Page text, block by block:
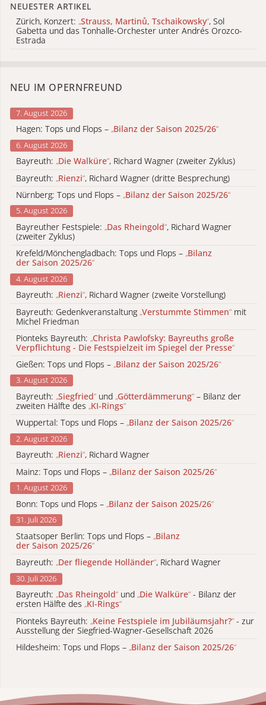
NEUESTER ARTIKEL
Zürich, Konzert: „Strauss, Martinů, Tschaikowsky“, Sol
Gabetta und das Tonhalle-Orchester unter Andrés Orozco-
Estrada
NEU IM OPERNFREUND
7. August 2026
Hagen: Tops und Flops – „Bilanz der Saison 2025/26“
6. August 2026
Bayreuth: „Die Walküre“, Richard Wagner (zweiter Zyklus)
Bayreuth: „Rienzi“, Richard Wagner (dritte Besprechung)
Nürnberg: Tops und Flops – „Bilanz der Saison 2025/26“
5. August 2026
Bayreuther Festspiele: „Das Rheingold“, Richard Wagner
(zweiter Zyklus)
Krefeld/Mönchengladbach: Tops und Flops – „Bilanz
der Saison 2025/26“
4. August 2026
Bayreuth: „Rienzi“, Richard Wagner (zweite Vorstellung)
Bayreuth: Gedenkveranstaltung „Verstummte Stimmen“ mit
Michel Friedman
Pionteks Bayreuth: „Christa Pawlofsky: Bayreuths große
Verpflichtung - Die Festspielzeit im Spiegel der Presse“
Gießen: Tops und Flops – „Bilanz der Saison 2025/26“
3. August 2026
Bayreuth: „Siegfried“ und „Götterdämmerung“ – Bilanz der
zweiten Hälfte des „KI-Rings“
Wuppertal: Tops und Flops – „Bilanz der Saison 2025/26“
2. August 2026
Bayreuth: „Rienzi“, Richard Wagner
Mainz: Tops und Flops – „Bilanz der Saison 2025/26“
1. August 2026
Bonn: Tops und Flops – „Bilanz der Saison 2025/26“
31. Juli 2026
Staatsoper Berlin: Tops und Flops – „Bilanz
der Saison 2025/26“
Bayreuth: „Der fliegende Holländer“, Richard Wagner
30. Juli 2026
Bayreuth: „Das Rheingold“ und „Die Walküre“ - Bilanz der
ersten Hälfte des „KI-Rings“
Pionteks Bayreuth: „Keine Festspiele im Jubiläumsjahr?“ - zur
Ausstellung der Siegfried-Wagner-Gesellschaft 2026
Hildesheim: Tops und Flops – „Bilanz der Saison 2025/26“